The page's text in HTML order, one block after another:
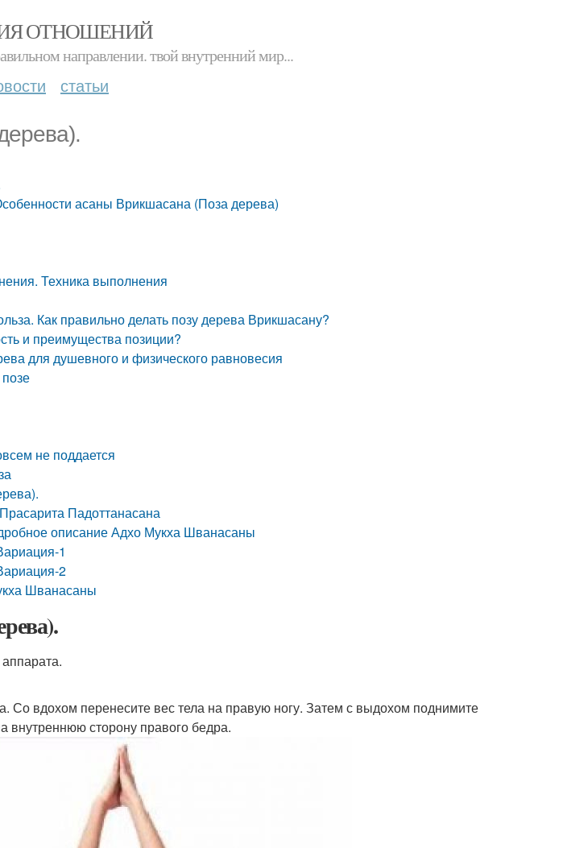
ОТНОШЕНИЙ
направлении. твой внутренний мир...
статьи
асаны Врикшасана (Поза дерева)
Техника выполнения
Как правильно делать позу дерева Врикшасану?
и преимущества позиции?
для душевного и физического равновесия
не поддается
Падоттанасана
описание Адхо Мукха Шванасаны
1
2
Шванасаны
Со вдохом перенесите вес тела на правую ногу. Затем с выдохом поднимите
внутреннюю сторону правого бедра.